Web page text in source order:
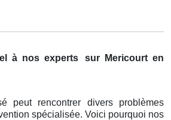
à nos experts
sur Mericourt en
peut rencontrer divers problèmes
spécialisée. Voici pourquoi nos